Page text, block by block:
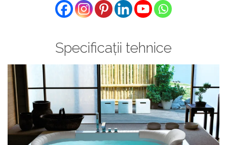
Specificații tehnice